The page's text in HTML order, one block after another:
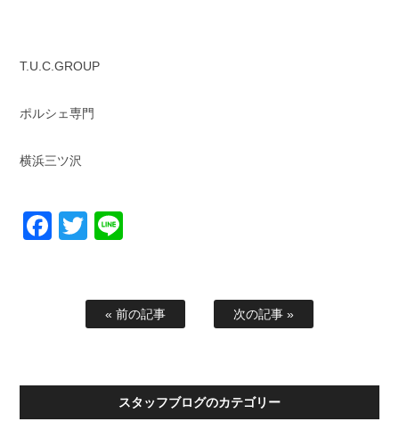
T.U.C.GROUP
ポルシェ専門
横浜三ツ沢
Facebook
Twitter
« 前の記事 次の記事 »
スタッフブログのカテゴリー